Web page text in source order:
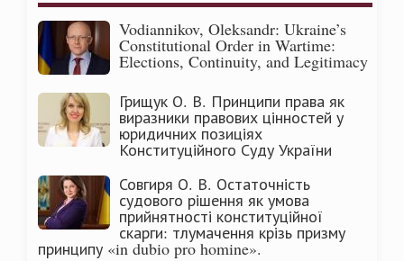
Vodiannikov, Oleksandr: Ukraine’s
Constitutional Order in Wartime:
Elections, Continuity, and Legitimacy
Грищук О. В. Принципи права як
виразники правових цінностей у
юридичних позиціях
Конституційного Суду України
Совгиря О. В. Остаточність
судового рішення як умова
прийнятності конституційної
скарги: тлумачення крізь призму
принципу «in dubio pro homine».